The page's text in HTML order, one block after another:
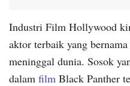
Industri Film Hollywood
aktor terbaik yang
meninggal dunia. Sosok
dalam film Black Panther